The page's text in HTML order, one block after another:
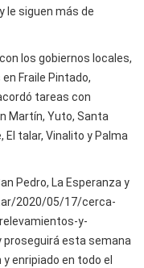
le siguen más de
los gobiernos locales,
Fraile Pintado,
tareas con
Martín, Yuto, Santa
El talar, Vinalito y Palma
Pedro, La Esperanza y
2020/05/17/cerca-
y-
proseguirá esta semana
enripiado en todo el